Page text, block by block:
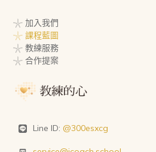
𓇼 加入我們
𓇼 課程藍圖
𓇼 教練服務
𓇼 合作提案
Line ID: @300esxcg